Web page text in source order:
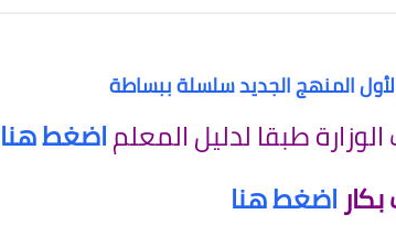
المنهج الجديد سلسلة ببساطة
طبقا لدليل المعلماضغط هنا
اضغط هنا